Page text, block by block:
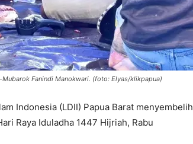
Fanindi Manokwari. (foto: Elyas/klikpapua)
Indonesia (LDII) Papua Barat menyembelih
Raya Iduladha 1447 Hijriah, Rabu